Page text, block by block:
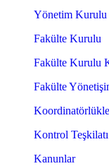
Yönetim Kurulu
Fakülte Kurulu
Fakülte Kurulu
Fakülte
Kontrol Teşkilatı
Kanunlar